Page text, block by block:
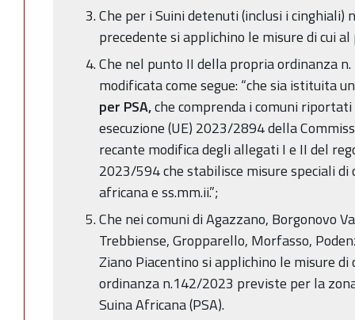
Che per i Suini detenuti (inclusi i cinghiali)
precedente si applichino le misure di cui
Che nel punto II della propria ordinanza
modificata come segue: “che sia istituita
per PSA,che comprenda i comuni
esecuzione (UE) 2023/2894 della
recante modifica degli allegati I e II del
2023/594 che stabilisce misure speciali
africana e ss.mm.ii.”;
Che nei comuni di Agazzano, Borgonovo
Trebbiense, Gropparello, Morfasso,
Ziano Piacentino si applichino le misure
ordinanza n.142/2023 previste per la
Suina Africana (PSA).